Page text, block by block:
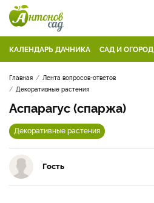
КАЛЕНДАРЬ ДАЧНИКА САД И ОГОРОД
Главная
Лента вопросов-ответов
Декоративные растения
Аспарагус (спаржа)
Декоративные растения
Гость